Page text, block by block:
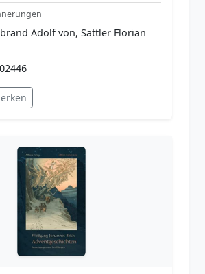
Adolf von, Sattler Florian